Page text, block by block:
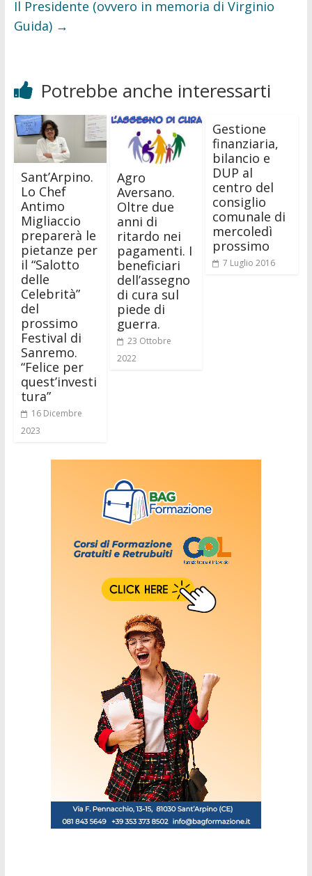
Il Presidente (ovvero in memoria di Virginio
Guida) →
Potrebbe anche interessarti
Sant’Arpino.
Lo Chef
Antimo
Migliaccio
preparerà le
pietanze per
il “Salotto
delle
Celebrità”
del
prossimo
Festival di
Sanremo.
“Felice per
quest’investi
tura”
16 Dicembre
2023
Agro
Aversano.
Oltre due
anni di
ritardo nei
pagamenti. I
beneficiari
dell’assegno
di cura sul
piede di
guerra.
23 Ottobre
2022
Gestione
finanziaria,
bilancio e
DUP al
centro del
consiglio
comunale di
mercoledì
prossimo
7 Luglio 2016